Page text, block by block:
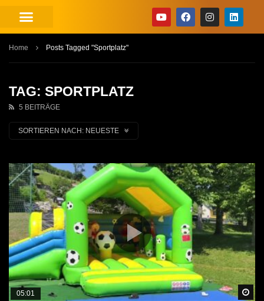
Home Posts Tagged "Sportplatz"
TAG: SPORTPLATZ
5 BEITRÄGE
SORTIEREN NACH: NEUESTE
05:01